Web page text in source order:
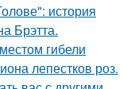
история
Брэтта.
гибели
лепестков роз.